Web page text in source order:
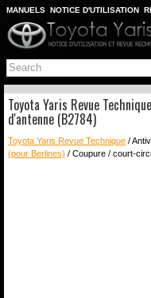
MANUELS NOTICE D'UTILISATION
PLAN DU SITE
CHERCHER
Toyota Yaris Revue
d'antenne (B2784)
Toyota Yaris Revue Technique /
(pour Berlines) / Coupure / court-